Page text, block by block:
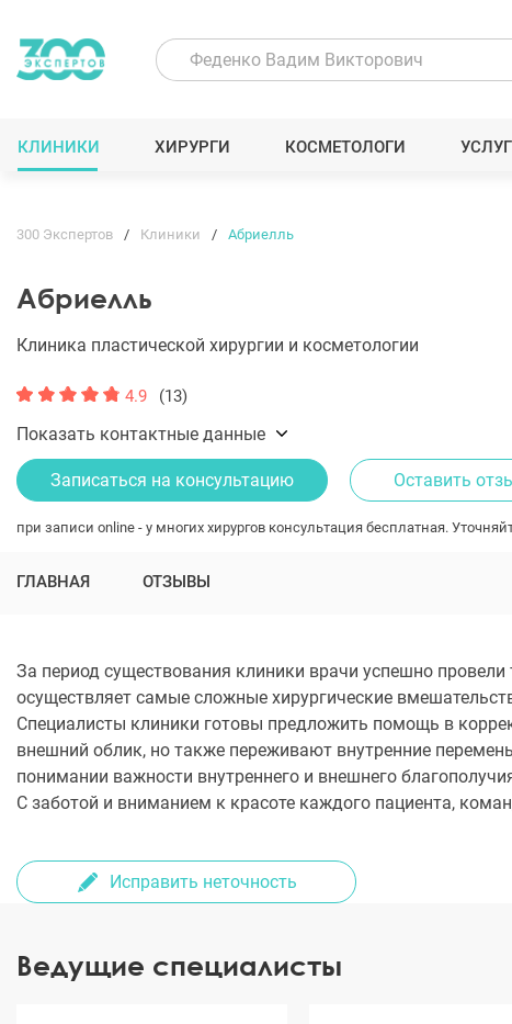
КЛИНИКИ ХИРУРГИ КОСМЕТОЛОГИ
300 Экспертов Клиники Абриелль
Абриелль
Клиника пластической хирургии и косметологии
4.9 (13)
Показать контактные данные
Записаться на консультацию Оставить
при записи online - у многих хирургов консультация бесплатная.
ГЛАВНАЯ ОТЗЫВЫ
За период существования клиники врачи успешно
осуществляет самые сложные хирургические
Специалисты клиники готовы предложить помощь в
внешний облик, но также переживают внутренние
понимании важности внутреннего и внешнего
С заботой и вниманием к красоте каждого пациента,
Исправить неточность
Ведущие специалисты